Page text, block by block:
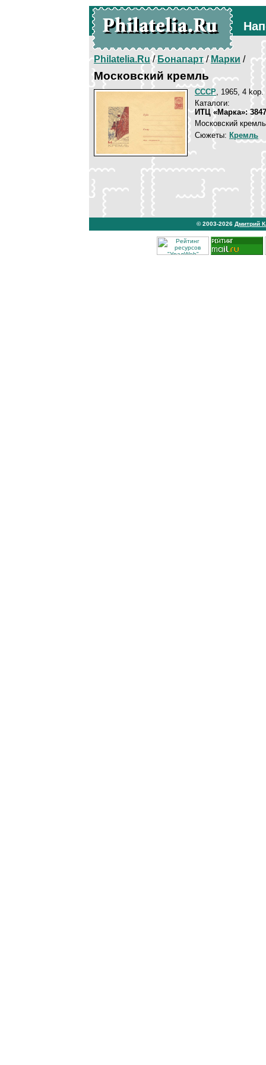
Philatelia.Ru/Бонапарт/Марки /
Московский кремль
СССР, 1965, 4 kop.
Каталоги:
ИТЦ «Марка»: 3847
Московский
Сюжеты: Кремль
© 2003-2026 Дмитрий